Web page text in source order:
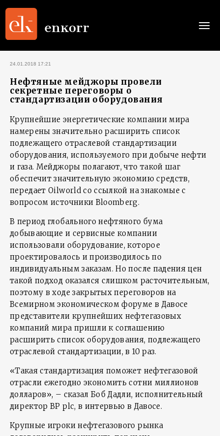
24.01.2018 17:21
Нефтяные мейджоры провели
секретные переговоры о
стандартизации оборудования
Крупнейшие энергетические компании мира
намерены значительно расширить список
подлежащего отраслевой стандартизации
оборудования, используемого при добыче нефти
и газа. Мейджоры полагают, что такой шаг
обеспечит значительную экономию средств,
передает Oilworld со ссылкой на знакомые с
вопросом источники Bloomberg.
В период глобального нефтяного бума
добывающие и сервисные компании
использовали оборудование, которое
проектировалось и производилось по
индивидуальным заказам. Но после падения цен
такой подход оказался слишком расточительным,
поэтому в ходе закрытых переговоров на
Всемирном экономическом форуме в Давосе
представители крупнейших нефтегазовых
компаний мира пришли к соглашению
расширить список оборудования, подлежащего
отраслевой стандартизации, в 10 раз.
«Такая стандартизация поможет нефтегазовой
отрасли ежегодно экономить сотни миллионов
долларов», – сказал Боб Дадли, исполнительный
директор BP plc, в интервью в Давосе.
Крупные игроки нефтегазового рынка